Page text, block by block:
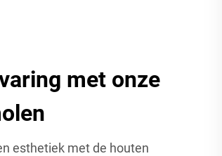
met onze
esthetiek met de houten